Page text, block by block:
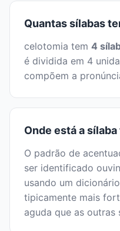
Quantas sílabas
celotomia tem 4
é dividida em 4
compõem a
Onde está a
O padrão de
ser identificado
usando um
tipicamente mais
aguda que as outras